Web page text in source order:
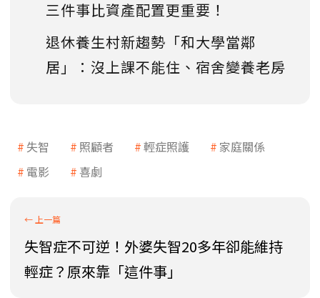
三件事比資產配置更重要！
退休養生村新趨勢「和大學當鄰
居」：沒上課不能住、宿舍變養老房
失智 照顧者 輕症照護
家庭關係
電影
喜劇
失智症不可逆！外婆失智20多年卻能維持
輕症？原來靠「這件事」